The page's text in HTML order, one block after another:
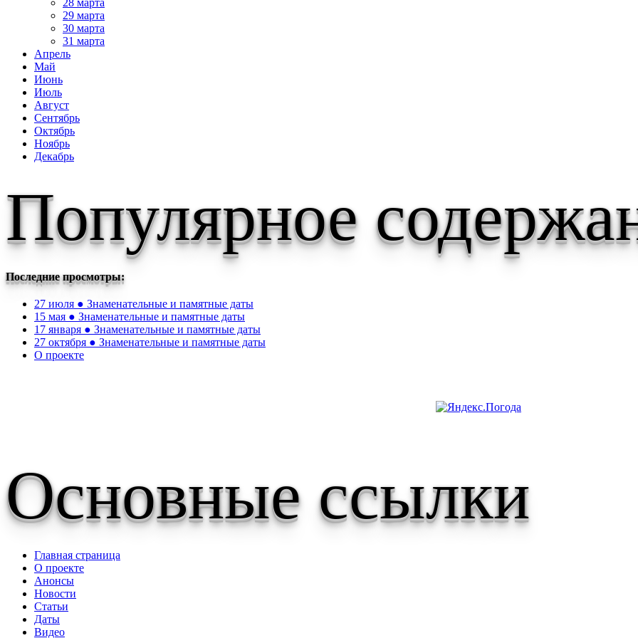
29 марта
30 марта
31 марта
Апрель
Май
Июнь
Июль
Август
Сентябрь
Октябрь
Ноябрь
Декабрь
Популярное
Последние просмотры:
27 июля ● Знаменательные и памятные даты
15 мая ● Знаменательные и памятные даты
17 января ● Знаменательные и памятные даты
27 октября ● Знаменательные и памятные даты
О проекте
Основные ссылки
Главная страница
О проекте
Анонсы
Новости
Статьи
Даты
Видео